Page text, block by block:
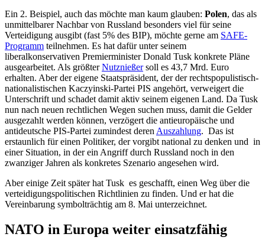
Ein 2. Beispiel, auch das möchte man kaum glauben: Polen, das als
unmittelbarer Nachbar von Russland besonders viel für seine
Verteidigung ausgibt (fast 5% des BIP), möchte gerne am SAFE-
Programm teilnehmen. Es hat dafür unter seinem
liberalkonservativen Premierminister Donald Tusk konkrete Pläne
ausgearbeitet. Als größterNutznießersoll es 43,7 Mrd. Euro
erhalten. Aber der eigene Staatspräsident, der der rechtspopulistisch-
nationalistischen Kaczyinski-Partei PIS angehört, verweigert die
Unterschrift und schadet damit aktiv seinem eigenen Land. Da Tusk
nun nach neuen rechtlichen Wegen suchen muss, damit die Gelder
ausgezahlt werden können, verzögert die antieuropäische und
antideutsche PIS-Partei zumindest deren Auszahlung. Das ist
erstaunlich für einen Politiker, der vorgibt national zu denken und in
einer Situation, in der ein Angriff durch Russland noch in den
zwanziger Jahren als konkretes Szenario angesehen wird.
Aber einige Zeit später hat Tusk es geschafft, einen Weg über die
verteidigungspolitischen Richtlinien zu finden. Und er hat die
Vereinbarung symbolträchtig am 8. Mai unterzeichnet.
NATO in Europa weiter einsatzfähig